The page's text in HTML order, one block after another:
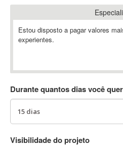
Ableton Push
Abstract
Abstract Window Toolkit (AWT)
Absynth
AC3
AccountMate
ACDSee
ACID Pro
ACPI
Estou disposto a pagar valores
experientes.
Durante quantos dias você
Visibilidade do projeto